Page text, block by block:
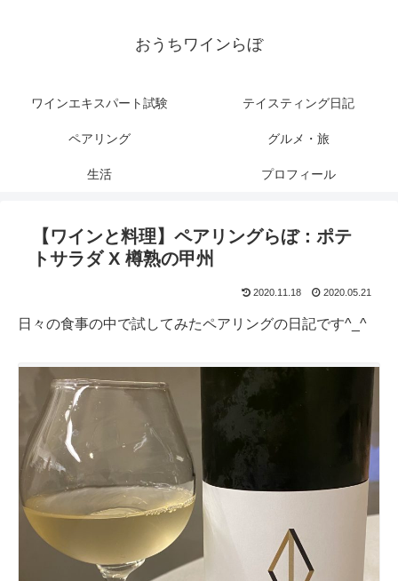
おうちワインらぼ
ワインエキスパート試験 テイスティング日記
ペアリング グルメ・旅
生活 プロフィール
【ワインと料理】ペアリングらぼ：ポテ
トサラダ X 樽熟の甲州
2020.11.18 2020.05.21
日々の食事の中で試してみたペアリングの日記です^_^